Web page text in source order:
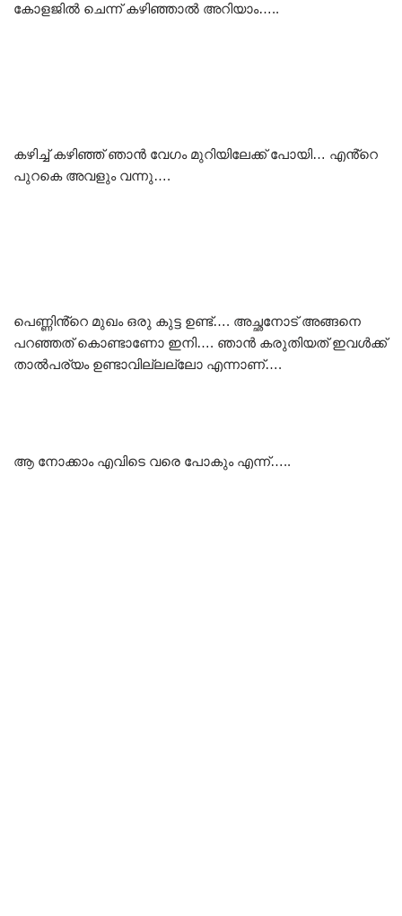
കോളജിൽ ചെന്ന് കഴിഞ്ഞാൽ അറിയാം…..
കഴിച്ച് കഴിഞ്ഞ് ഞാൻ വേഗം മുറിയിലേക്ക് പോയി… എൻ്റെ
പുറകെ അവളും വന്നു….
പെണ്ണിൻ്റെ മുഖം ഒരു കുട്ട ഉണ്ട്…. അച്ഛനോട് അങ്ങനെ
പറഞ്ഞത് കൊണ്ടാണോ ഇനി…. ഞാൻ കരുതിയത് ഇവൾക്ക്
താൽപര്യം ഉണ്ടാവില്ലല്ലോ എന്നാണ്….
ആ നോക്കാം എവിടെ വരെ പോകും എന്ന്…..